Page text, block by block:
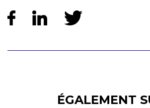
ÉGALEMENT